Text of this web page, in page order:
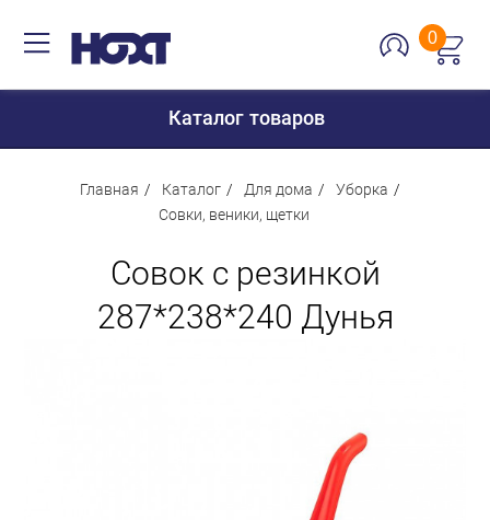
0
Каталог товаров
Сантехника
Главная Каталог Для дома
Уборка
Совки, веники, щетки
Совок с резинкой
287*238*240 Дунья